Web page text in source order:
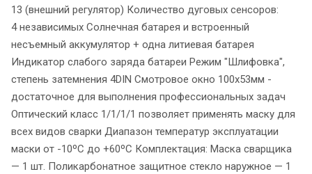
13 (внешний регулятор) Количество дуговых сенсоров:
4 независимых Солнечная батарея и встроенный
несъемный аккумулятор + одна литиевая батарея
Индикатор слабого заряда батареи Режим "Шлифовка",
степень затемнения 4DIN Смотровое окно 100х53мм -
достаточное для выполнения профессиональных задач
Оптический класс 1/1/1/1 позволяет применять маску для
всех видов сварки Диапазон температур эксплуатации
маски от -10ºС до +60ºС Комплектация: Маска сварщика
— 1 шт. Поликарбонатное защитное стекло наружное — 1